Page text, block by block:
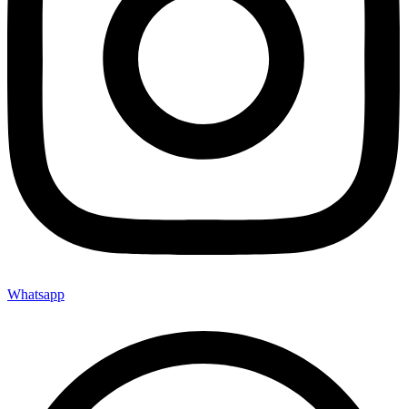
Whatsapp